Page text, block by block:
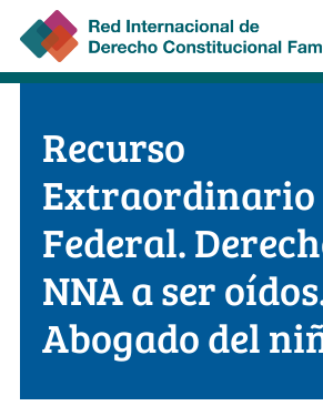
al
Recurso
Extraordinario
Federal.
NNA a ser
Abogado del